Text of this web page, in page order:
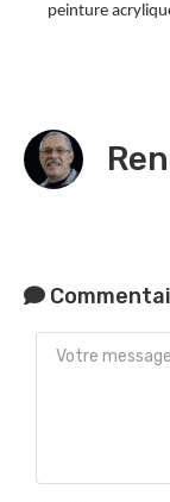
peinture